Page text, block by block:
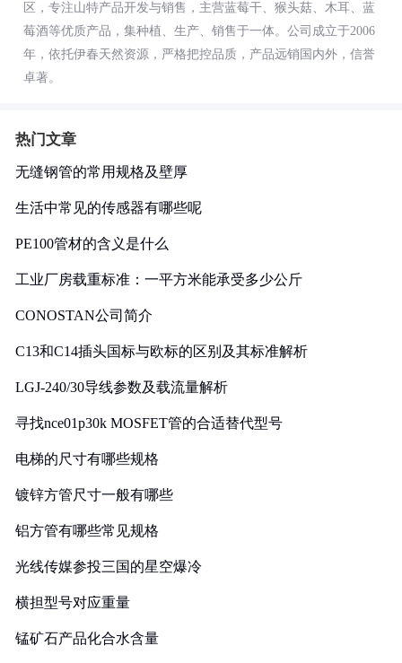
区，专注山特产品开发与销售，主营蓝莓干、猴头菇、木耳、蓝
莓酒等优质产品，集种植、生产、销售于一体。公司成立于2006
年，依托伊春天然资源，严格把控品质，产品远销国内外，信誉
卓著。
热门文章
无缝钢管的常用规格及壁厚
生活中常见的传感器有哪些呢
PE100管材的含义是什么
工业厂房载重标准：一平方米能承受多少公斤
CONOSTAN公司简介
C13和C14插头国标与欧标的区别及其标准解析
LGJ-240/30导线参数及载流量解析
寻找nce01p30k MOSFET管的合适替代型号
电梯的尺寸有哪些规格
镀锌方管尺寸一般有哪些
铝方管有哪些常见规格
光线传媒参投三国的星空爆冷
横担型号对应重量
锰矿石产品化合水含量